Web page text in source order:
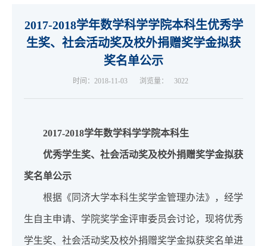
2017-2018学年数学科学学院本科生优秀学
生奖、社会活动奖及校外捐赠奖学金拟获
奖名单公示
时间：2018-11-03 浏览量： 3022
2017-2018学年数学科学学院本科生
优秀学生奖、社会活动奖及校外捐赠奖学金拟获
奖名单公示
根据《同济大学本科生奖学金管理办法》，经学
生自主申请、学院奖学金评审委员会讨论，现将优秀
学生奖、社会活动奖及校外捐赠奖学金拟获奖名单进